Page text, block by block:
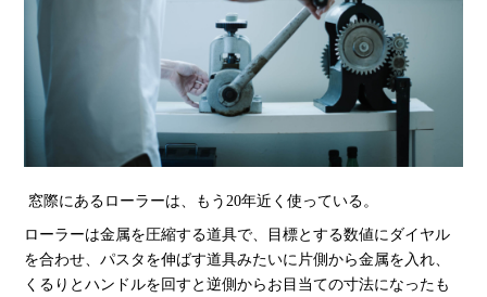
窓際にあるローラーは、もう20年近く使っている。
ローラーは金属を圧縮する道具で、目標とする数値にダイヤル
を合わせ、パスタを伸ばす道具みたいに片側から金属を入れ、
くるりとハンドルを回すと逆側からお目当ての寸法になったも